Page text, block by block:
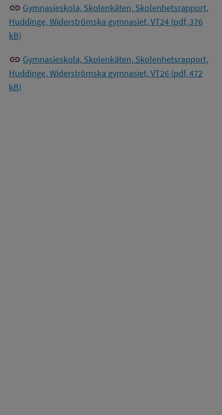
link Gymnasieskola, Skolenkäten, Skolenhetsrapport,
Huddinge, Widerströmska gymnasiet, VT24 (pdf, 376
kB)
link Gymnasieskola, Skolenkäten, Skolenhetsrapport,
Huddinge, Widerströmska gymnasiet, VT26 (pdf, 472
kB)